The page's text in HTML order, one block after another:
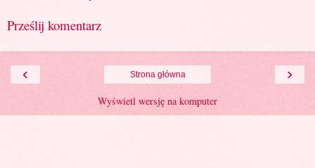
Prześlij komentarz
‹ ›
Strona główna
Wyświetl wersję na komputer